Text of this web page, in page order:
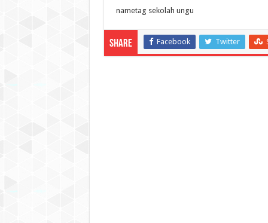
nametag sekolah ungu
Share Facebook Twitter